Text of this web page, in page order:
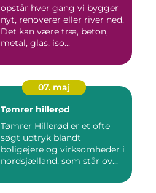
opstår hver gang vi bygger
nyt, renoverer eller river ned.
Det kan være træ, beton,
metal, glas, iso...
07. maj
Tømrer hillerød
Tømrer Hillerød er et ofte
søgt udtryk blandt
boligejere og virksomheder i
nordsjælland, som står ov...